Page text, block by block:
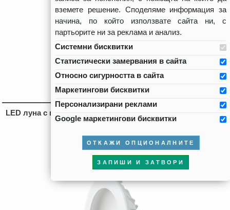
LED луна с индиректна светлина 12W, 2700K, 220-240V AC,
топла светлина, квадрат
12 59 /24 62 лв.
вземете решение. Споделяме информация за
начина, по който използвате сайта ни, с
партьорите ни за реклама и анализ.
Системни бисквитки
Статистически замервания в сайта
Относно сигурността в сайта
Маркетингови бисквитки
Персонализирани реклами
Google маркетингови бисквитки
ОТКАЖИ ОПЦИОНАЛНИТЕ
ЗАПИШИ И ЗАТВОРИ